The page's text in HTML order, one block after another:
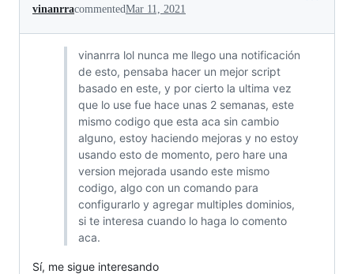
vinanrracommentedMar 11, 2021
vinanrra lol nunca me llego una notificación
de esto, pensaba hacer un mejor script
basado en este, y por cierto la ultima vez
que lo use fue hace unas 2 semanas, este
mismo codigo que esta aca sin cambio
alguno, estoy haciendo mejoras y no estoy
usando esto de momento, pero hare una
version mejorada usando este mismo
codigo, algo con un comando para
configurarlo y agregar multiples dominios,
si te interesa cuando lo haga lo comento
aca.
Sí, me sigue interesando